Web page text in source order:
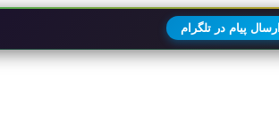
ارسال پیام در تلگرام